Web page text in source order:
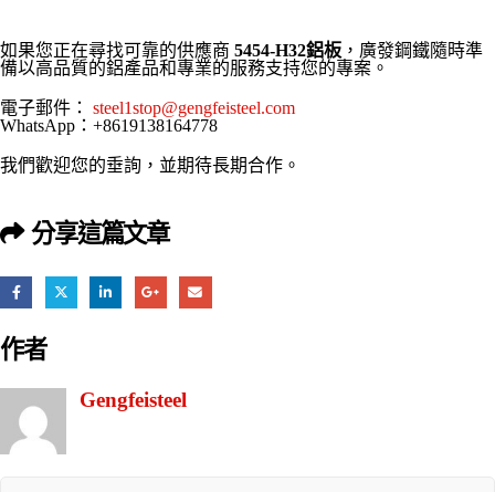
如果您正在尋找可靠的供應商 5454-H32鋁板 ，廣發鋼鐵隨時準
備以高品質的鋁產品和專業的服務支持您的專案。
電子郵件： steel1stop@gengfeisteel.com
WhatsApp：+8619138164778
我們歡迎您的垂詢，並期待長期合作。
分享這篇文章
作者
Gengfeisteel